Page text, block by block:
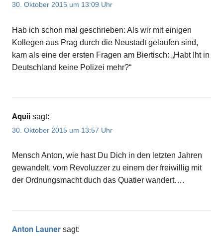
30. Oktober 2015 um 13:09 Uhr
Hab ich schon mal geschrieben: Als wir mit einigen
Kollegen aus Prag durch die Neustadt gelaufen sind,
kam als eine der ersten Fragen am Biertisch: „Habt Iht in
Deutschland keine Polizei mehr?“
Aquii sagt:
30. Oktober 2015 um 13:57 Uhr
Mensch Anton, wie hast Du Dich in den letzten Jahren
gewandelt, vom Revoluzzer zu einem der freiwillig mit
der Ordnungsmacht duch das Quatier wandert….
Anton Launer sagt: